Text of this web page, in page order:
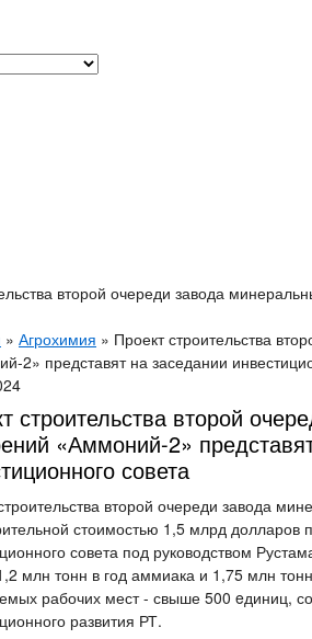
второй очереди завода
» Агрохимия » Проект строительства
2» представят на заседании
строительства второй
«Аммоний-2»
совета
второй очереди завода
стоимостью 1,5 млрд долларов
совета под руководством
млн тонн в год аммиака и 1,75 млн
рабочих мест - свыше 500 eдиниц,
развития РТ.